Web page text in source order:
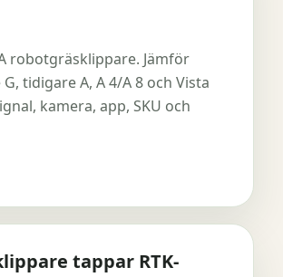
robotgräsklippare. Jämför
tidigare A, A 4/A 8 och Vista
kamera, app, SKU och
tappar RTK-